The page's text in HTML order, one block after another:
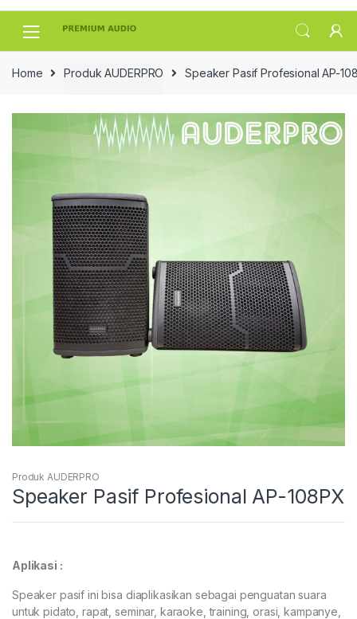
Skip
Skip
Home Produk AUDERPRO Speaker Pasif Profesional AP-
Produk AUDERPRO
Speaker Pasif Profesional AP-108PX
Aplikasi :
Speaker pasif ini bisa diaplikasikan sebagai penguatan suara
untuk pidato, rapat, seminar, karaoke, training, orasi, kampanye,